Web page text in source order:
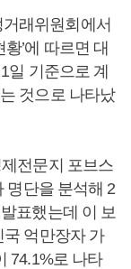
래위원회에서
’에 따르면 대
일 기준으로 계
것으로 나타났
전문지 포브스
명단을 분석해 2
표했는데 이 보
국 억만장자 가
74.1%로 나타